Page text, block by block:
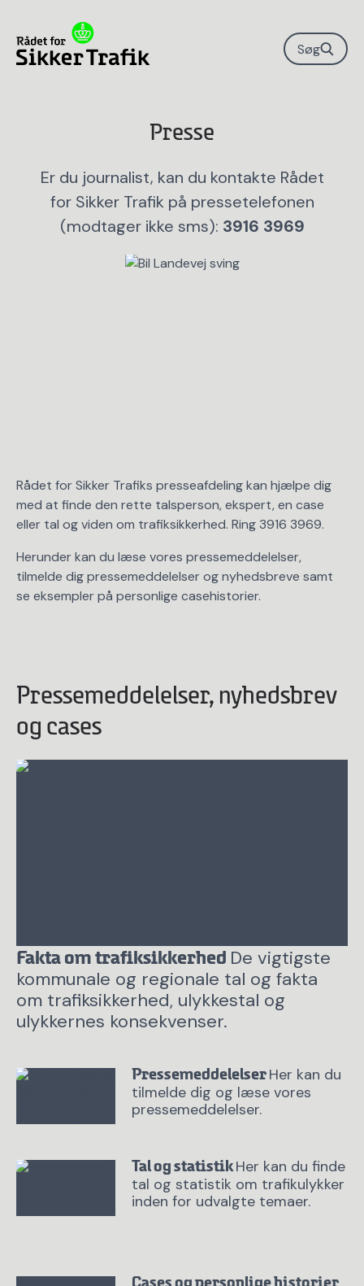
Søg
Presse
Er du journalist, kan du kontakte Rådet
for Sikker Trafik på pressetelefonen
(modtager ikke sms): 3916 3969
Rådet for Sikker Trafiks presseafdeling kan hjælpe dig
med at finde den rette talsperson, ekspert, en case
eller tal og viden om trafiksikkerhed. Ring 3916 3969.
Herunder kan du læse vores pressemeddelelser,
tilmelde dig pressemeddelelser og nyhedsbreve samt
se eksempler på personlige casehistorier.
Pressemeddelelser, nyhedsbrev
og cases
Fakta om trafiksikkerhed De vigtigste
kommunale og regionale tal og fakta
om trafiksikkerhed, ulykkestal og
ulykkernes konsekvenser.
PressemeddelelserHer kan du
tilmelde dig og læse vores
pressemeddelelser.
Tal og statistikHer kan du finde
tal og statistik om trafikulykker
inden for udvalgte temaer.
Cases og personlige historier